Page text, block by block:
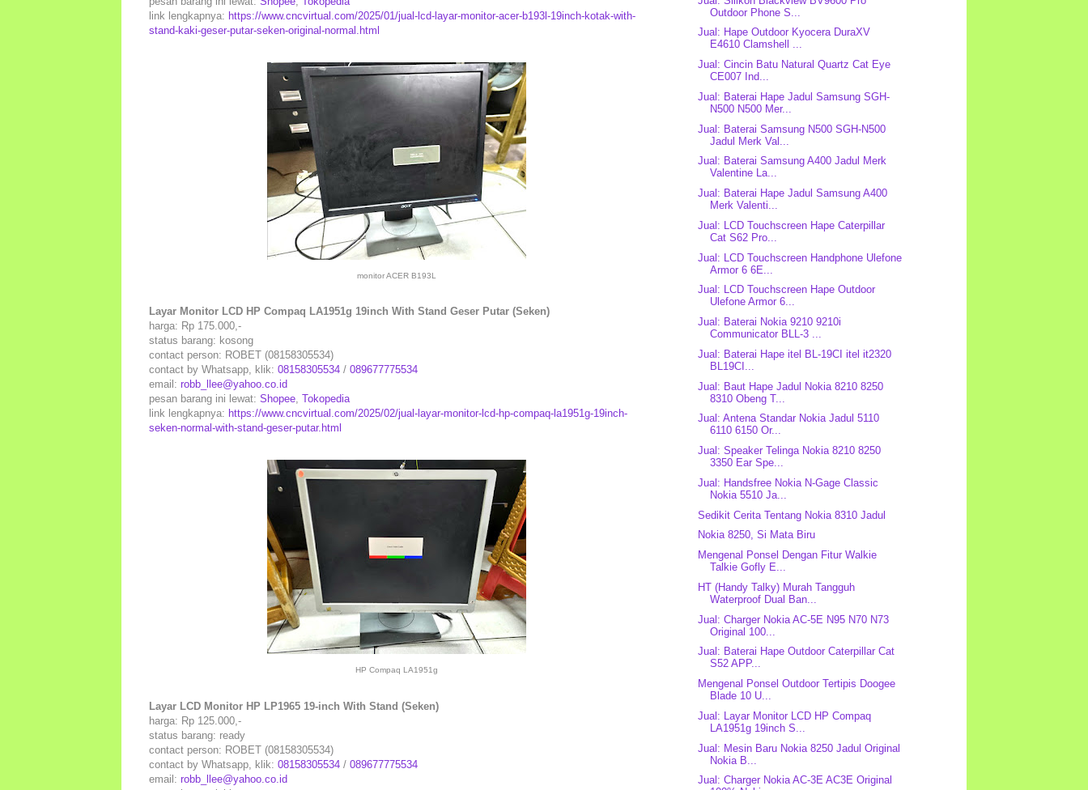
link lengkapnya: https://www.cncvirtual.com/2025/01/jual-lcd-layar-monitor-acer-b193l-19inch-kotak-with-
stand-kaki-geser-putar-seken-original-normal.html
monitor ACER B193L
Layar Monitor LCD HP Compaq LA1951g 19inch With Stand Geser Putar (Seken)
harga: Rp 175.000,-
status barang: kosong
contact person: ROBET (08158305534)
contact by Whatsapp, klik: 08158305534 / 089677775534
email: robb_llee@yahoo.co.id
pesan barang ini lewat: Shopee, Tokopedia
link lengkapnya: https://www.cncvirtual.com/2025/02/jual-layar-monitor-lcd-hp-compaq-la1951g-19inch-
seken-normal-with-stand-geser-putar.html
HP Compaq LA1951g
Layar LCD Monitor HP LP1965 19-inch With Stand (Seken)
harga: Rp 125.000,-
status barang: ready
contact person: ROBET (08158305534)
contact by Whatsapp, klik: 08158305534 / 089677775534
email: robb_llee@yahoo.co.id
Outdoor Phone S...
Jual: Hape Outdoor Kyocera DuraXV
E4610 Clamshell ...
Jual: Cincin Batu Natural Quartz Cat Eye
CE007 Ind...
Jual: Baterai Hape Jadul Samsung SGH-
N500 N500 Mer...
Jual: Baterai Samsung N500 SGH-N500
Jadul Merk Val...
Jual: Baterai Samsung A400 Jadul Merk
Valentine La...
Jual: Baterai Hape Jadul Samsung A400
Merk Valenti...
Jual: LCD Touchscreen Hape Caterpillar
Cat S62 Pro...
Jual: LCD Touchscreen Handphone Ulefone
Armor 6 6E...
Jual: LCD Touchscreen Hape Outdoor
Ulefone Armor 6...
Jual: Baterai Nokia 9210 9210i
Communicator BLL-3 ...
Jual: Baterai Hape itel BL-19CI itel it2320
BL19CI...
Jual: Baut Hape Jadul Nokia 8210 8250
8310 Obeng T...
Jual: Antena Standar Nokia Jadul 5110
6110 6150 Or...
Jual: Speaker Telinga Nokia 8210 8250
3350 Ear Spe...
Jual: Handsfree Nokia N-Gage Classic
Nokia 5510 Ja...
Sedikit Cerita Tentang Nokia 8310 Jadul
Nokia 8250, Si Mata Biru
Mengenal Ponsel Dengan Fitur Walkie
Talkie Gofly E...
HT (Handy Talky) Murah Tangguh
Waterproof Dual Ban...
Jual: Charger Nokia AC-5E N95 N70 N73
Original 100...
Jual: Baterai Hape Outdoor Caterpillar Cat
S52 APP...
Mengenal Ponsel Outdoor Tertipis Doogee
Blade 10 U...
Jual: Layar Monitor LCD HP Compaq
LA1951g 19inch S...
Jual: Mesin Baru Nokia 8250 Jadul Original
Nokia B...
Jual: Charger Nokia AC-3E AC3E Original